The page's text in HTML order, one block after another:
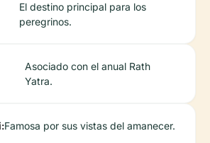
El destino principal para los
peregrinos.
Asociado con el anual Rath
Yatra.
Famosa por sus vistas del amanecer.